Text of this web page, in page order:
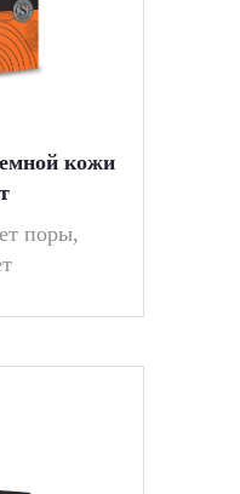
кожи
поры,